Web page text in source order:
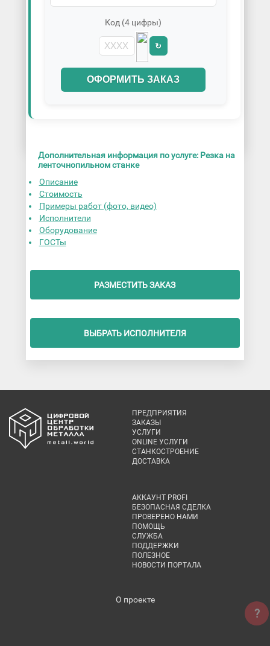
Код (4 цифры)
↻
ОФОРМИТЬ ЗАКАЗ
Дополнительная информация по услуге: Резка на
ленточнопильном станке
Описание
Стоимость
Примеры работ (фото, видео)
Исполнители
Оборудование
ГОСТы
РАЗМЕСТИТЬ ЗАКАЗ
ВЫБРАТЬ ИСПОЛНИТЕЛЯ
ПРЕДПРИЯТИЯ
ЗАКАЗЫ
УСЛУГИ
ONLINE УСЛУГИ
СТАНКОСТРОЕНИЕ
ДОСТАВКА
АККАУНТ PROFI
БЕЗОПАСНАЯ СДЕЛКА
ПРОВЕРЕНО НАМИ
ПОМОЩЬ
СЛУЖБА
ПОДДЕРЖКИ
ПОЛЕЗНОЕ
НОВОСТИ ПОРТАЛА
О проекте
?